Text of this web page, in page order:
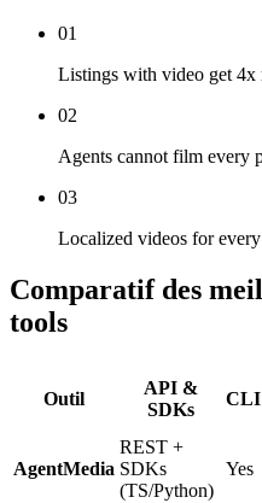
01
Listings with video get 4x
02
Agents cannot film every
03
Localized videos for
Comparatif des
tools
Outil
API &
SDKs
CLI
AgentMedia
REST +
SDKs
(TS/Python)
Yes